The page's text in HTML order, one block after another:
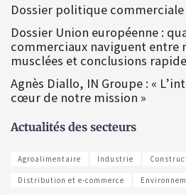
Dossier politique
Dossier Union européenne :
commerciaux naviguent entre
musclées et conclusions
Agnès Diallo, IN Groupe : «
cœur de notre mission »
Actualités des secteurs
Agroalimentaire Industrie
Distribution et e-commerce